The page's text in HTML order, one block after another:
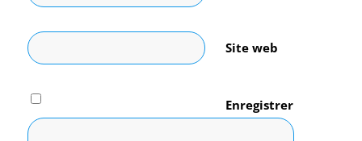
Site web
Enregistrer
mon nom,